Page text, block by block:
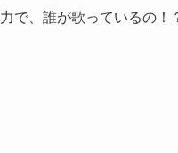
で、誰が歌っているの